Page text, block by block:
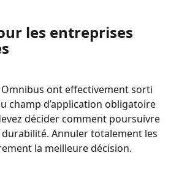
les entreprises
Omnibus ont effectivement sorti
champ d’application obligatoire
décider comment poursuivre
Annuler totalement les
la meilleure décision.